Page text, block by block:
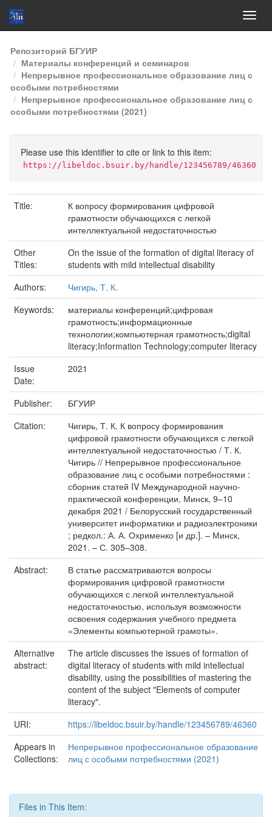
Skip
navigation
Репозиторий БГУИР
Материалы конференций и семинаров
Непрерывное профессиональное образование лиц с
особыми потребностями
Непрерывное профессиональное образование лиц с
особыми потребностями (2021)
Please use this identifier to cite or link to this item:
https://libeldoc.bsuir.by/handle/123456789/46360
Title:
К вопросу формирования цифровой
грамотности обучающихся с легкой
интеллектуальной недостаточностью
Other
Titles:
On the issue of the formation of digital literacy of
students with mild intellectual disability
Authors:
Чигирь, Т. К.
Keywords:
материалы конференций;цифровая
грамотность;информационные
технологии;компьютерная грамотность;digital
literacy;Information Technology;computer literacy
Issue
Date:
2021
Publisher:
БГУИР
Citation:
Чигирь, Т. К. К вопросу формирования
цифровой грамотности обучающихся с легкой
интеллектуальной недостаточностью / Т. К.
Чигирь // Непрерывное профессиональное
образование лиц с особыми потребностями :
сборник статей IV Международной научно-
практической конференции, Минск, 9–10
декабря 2021 / Белорусский государственный
университет информатики и радиоэлектроники
; редкол.: А. А. Охрименко [и др.]. – Минск,
2021. – С. 305–308.
Abstract:
В статье рассматриваются вопросы
формирования цифровой грамотности
обучающихся с легкой интеллектуальной
недостаточностью, используя возможности
освоения содержания учебного предмета
«Элементы компьютерной грамоты».
Alternative
abstract:
The article discusses the issues of formation of
digital literacy of students with mild intellectual
disability, using the possibilities of mastering the
content of the subject "Elements of computer
literacy".
URI:
https://libeldoc.bsuir.by/handle/123456789/46360
Appears in
Collections:
Непрерывное профессиональное образование
лиц с особыми потребностями (2021)
Files in This Item: